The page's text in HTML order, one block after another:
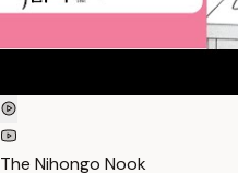
The Nihongo Nook